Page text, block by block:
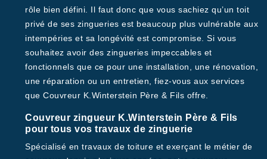
rôle bien défini. Il faut donc que vous sachiez qu’un toit
privé de ses zingueries est beaucoup plus vulnérable aux
intempéries et sa longévité est compromise. Si vous
souhaitez avoir des zingueries impeccables et
fonctionnels que ce pour une installation, une rénovation,
une réparation ou un entretien, fiez-vous aux services
que Couvreur K.Winterstein Père & Fils offre.
Couvreur zingueur K.Winterstein Père & Fils
pour tous vos travaux de zinguerie
Spécialisé en travaux de toiture et exerçant le métier de